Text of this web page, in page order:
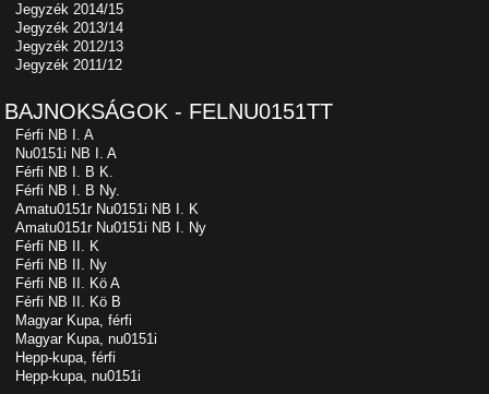
Jegyzék 2014/15
Jegyzék 2013/14
Jegyzék 2012/13
Jegyzék 2011/12
BAJNOKSÁGOK - FELNU0151TT
Férfi NB I. A
Nu0151i NB I. A
Férfi NB I. B K.
Férfi NB I. B Ny.
Amatu0151r Nu0151i NB I. K
Amatu0151r Nu0151i NB I. Ny
Férfi NB II. K
Férfi NB II. Ny
Férfi NB II. Kö A
Férfi NB II. Kö B
Magyar Kupa, férfi
Magyar Kupa, nu0151i
Hepp-kupa, férfi
Hepp-kupa, nu0151i